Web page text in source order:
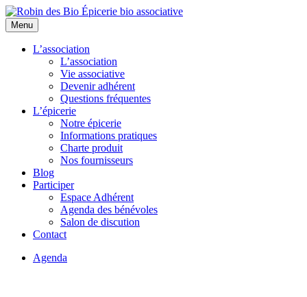
Menu
L’association
L’association
Vie associative
Devenir adhérent
Questions fréquentes
L’épicerie
Notre épicerie
Informations pratiques
Charte produit
Nos fournisseurs
Blog
Participer
Espace Adhérent
Agenda des bénévoles
Salon de discution
Contact
Agenda